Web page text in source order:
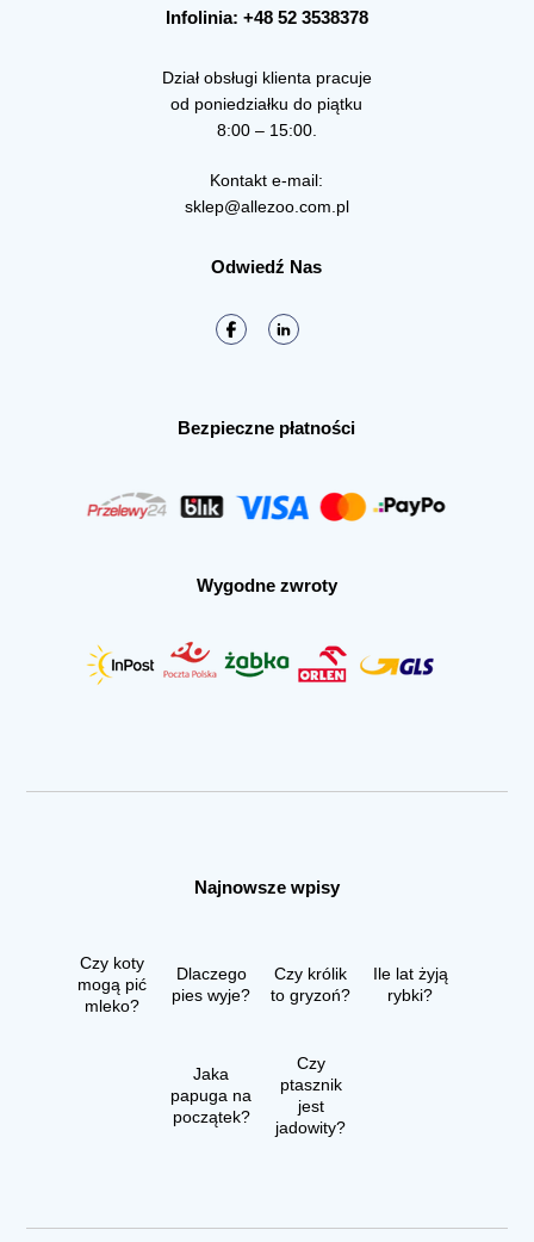
Infolinia: +48 52 3538378
Dział obsługi klienta pracuje
od poniedziałku do piątku
8:00 – 15:00.
Kontakt e-mail:
sklep@allezoo.com.pl
Odwiedź Nas
Bezpieczne płatności
Wygodne zwroty
Najnowsze wpisy
Czy koty
mogą pić
mleko?
Dlaczego
pies wyje?
Czy królik
to gryzoń?
Ile lat żyją
rybki?
Jaka
papuga na
początek?
Czy
ptasznik
jest
jadowity?